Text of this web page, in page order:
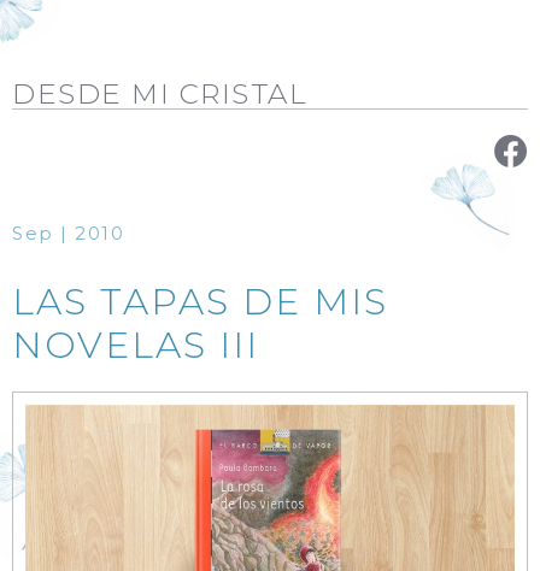
DESDE MI CRISTAL
Sep | 2010
LAS TAPAS DE MIS
NOVELAS III